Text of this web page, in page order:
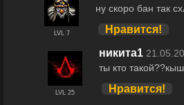
LVL 7
ну скоро бан так
Нравится!
LVL 25
никита1
ты кто такой??кыш
Нравится!